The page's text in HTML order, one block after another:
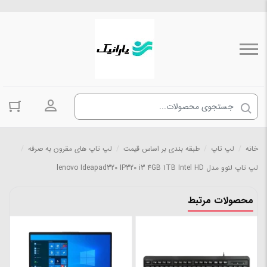
ورود به
خانه لپ تاپ طبقه بندی بر اساس قیمت لپ تاپ های مقرون به صرفه
لپ تاپ لنوو مدل lenovo Ideapad320 IP320 i3 4GB 1TB Intel HD
محصولات مرتبط